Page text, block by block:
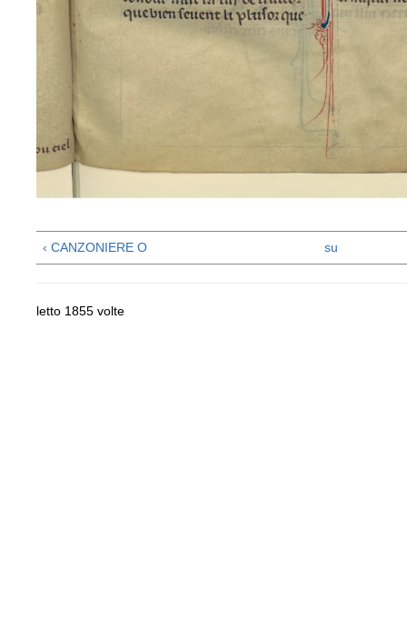
‹ CANZONIERE O su
letto 1855 volte